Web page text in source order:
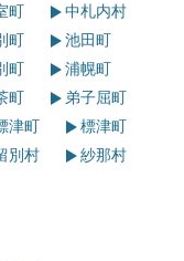
町
中札内村
町
池田町
町
浦幌町
町
弟子屈町
津町
標津町
別村
紗那村